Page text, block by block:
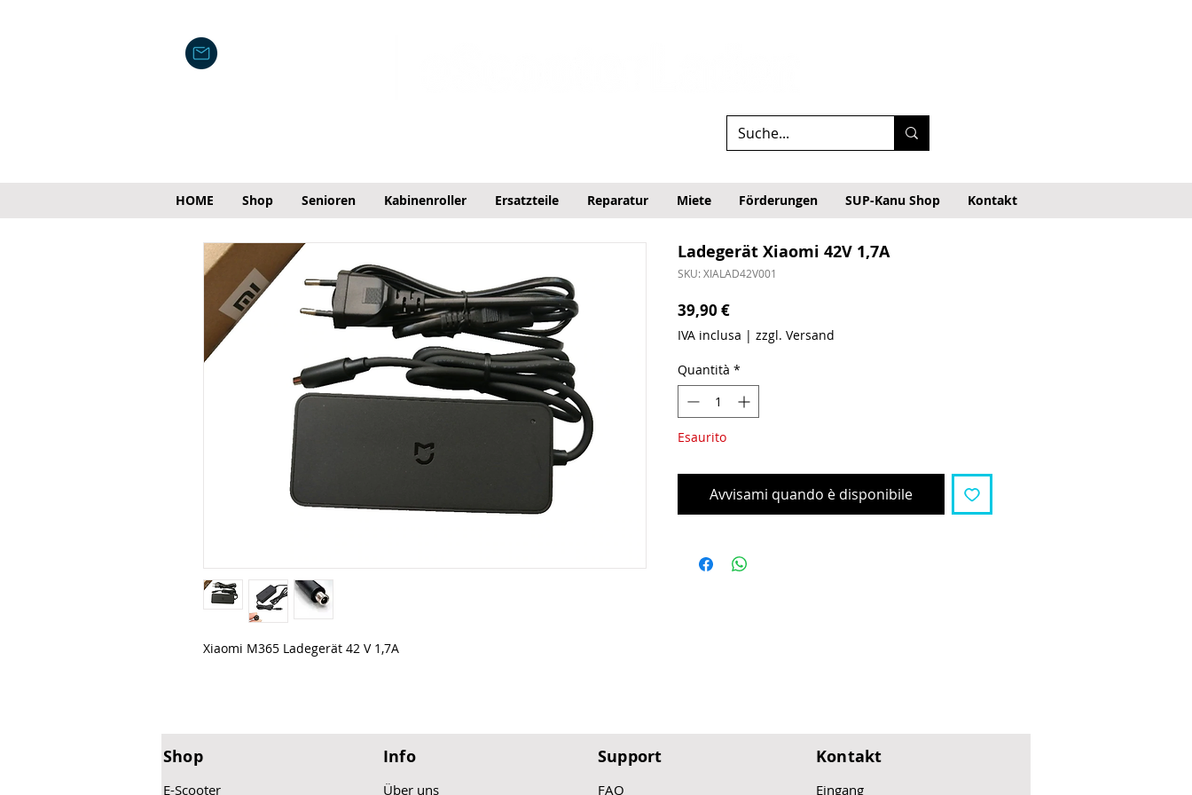
HOME Shop Senioren Kabinenroller Ersatzteile Reparatur Miete Förderungen SUP-Kanu Shop Kontakt
Xiaomi M365 Ladegerät 42 V 1,7A
Ladegerät Xiaomi 42V 1,7A
SKU: XIALAD42V001
39,90 €Prezzo
IVA inclusa | zzgl. Versand
Quantità *
Esaurito
Avvisami quando è disponibile
Shop
E-Scooter
Info
Über uns
Support
FAQ
Kontakt
Eingang